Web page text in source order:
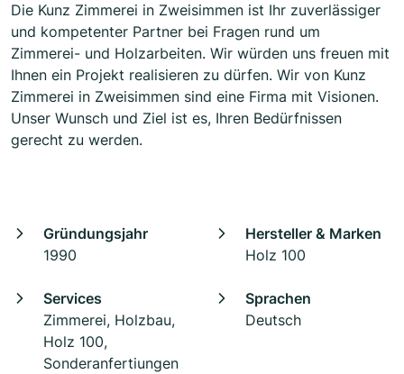
Die Kunz Zimmerei in Zweisimmen ist Ihr zuverlässiger
und kompetenter Partner bei Fragen rund um
Zimmerei- und Holzarbeiten. Wir würden uns freuen mit
Ihnen ein Projekt realisieren zu dürfen. Wir von Kunz
Zimmerei in Zweisimmen sind eine Firma mit Visionen.
Unser Wunsch und Ziel ist es, Ihren Bedürfnissen
gerecht zu werden.
Gründungsjahr
1990
Hersteller & Marken
Holz 100
Services
Zimmerei, Holzbau,
Holz 100,
Sonderanfertiungen
Sprachen
Deutsch